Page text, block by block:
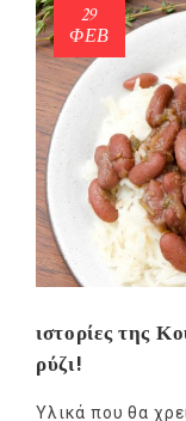
29
ΦΕΒ
ιστορίες της
ρύζι!
Υλικά που θα